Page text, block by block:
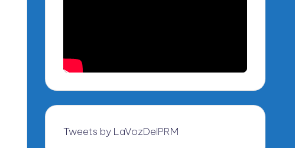
Tweets by LaVozDelPRM